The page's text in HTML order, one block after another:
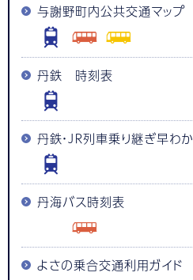
与謝野町内公共交通マップ
丹鉄 時刻表
丹鉄・ＪＲ列車乗り継ぎ早わか
丹海バス時刻表
よさの乗合交通利用ガイド